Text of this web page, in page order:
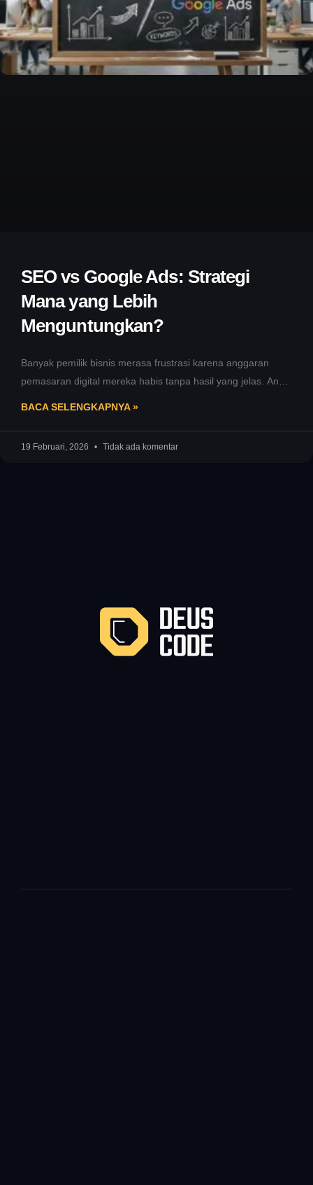
SEO vs Google Ads: Strategi
Mana yang Lebih
Menguntungkan?
Banyak pemilik bisnis merasa frustrasi karena anggaran
pemasaran digital mereka habis tanpa hasil yang jelas. Anda
BACA SELENGKAPNYA »
19 Februari, 2026 Tidak ada komentar